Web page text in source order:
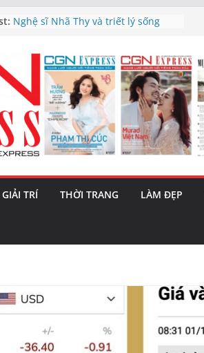
tránh thực tế
“Đừng chờ đến ngày mai”
Vàng bị chốt lời sau phiên tăng
mạnh
6 Series Short Drama – 1 Cơ hội
thành nghệ sĩ đa năng cùng MTH
Giá vàng hôm nay (5/8): Bật tăng
trở lại
GIẢI TRÍ THỜI TRANG LÀM ĐẸP